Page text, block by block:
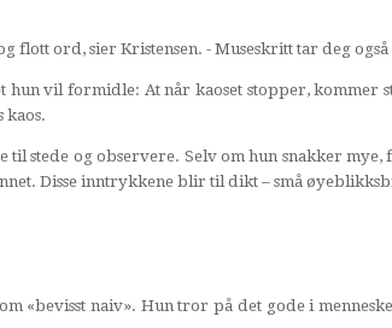
flott ord, sier Kristensen. - Museskritt tar deg
hun vil formidle: At når kaoset stopper, kommer
kaos.
stede og observere. Selv om hun snakker
Disse inntrykkene blir til dikt – små
«bevisst naiv». Hun tror på det gode i